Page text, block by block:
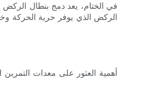
في الختام، يعد دمج بنطال الركض
الركض الذي يوفر حرية الحركة